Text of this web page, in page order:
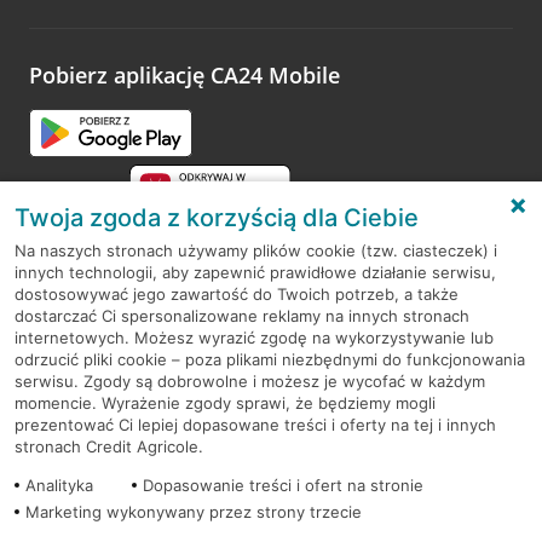
opinie.
Pobierz aplikację CA24 Mobile
RODO
Regulamin serwisu
Mapa serwisu
PolitykaCookies
Twoja zgoda z korzyścią dla Ciebie
Na naszych stronach używamy plików cookie (tzw. ciasteczek) i
innych technologii, aby zapewnić prawidłowe działanie serwisu,
dostosowywać jego zawartość do Twoich potrzeb, a także
dostarczać Ci spersonalizowane reklamy na innych stronach
internetowych. Możesz wyrazić zgodę na wykorzystywanie lub
odrzucić pliki cookie – poza plikami niezbędnymi do funkcjonowania
serwisu. Zgody są dobrowolne i możesz je wycofać w każdym
momencie. Wyrażenie zgody sprawi, że będziemy mogli
prezentować Ci lepiej dopasowane treści i oferty na tej i innych
stronach Credit Agricole.
Analityka
Dopasowanie treści i ofert na stronie
Marketing wykonywany przez strony trzecie